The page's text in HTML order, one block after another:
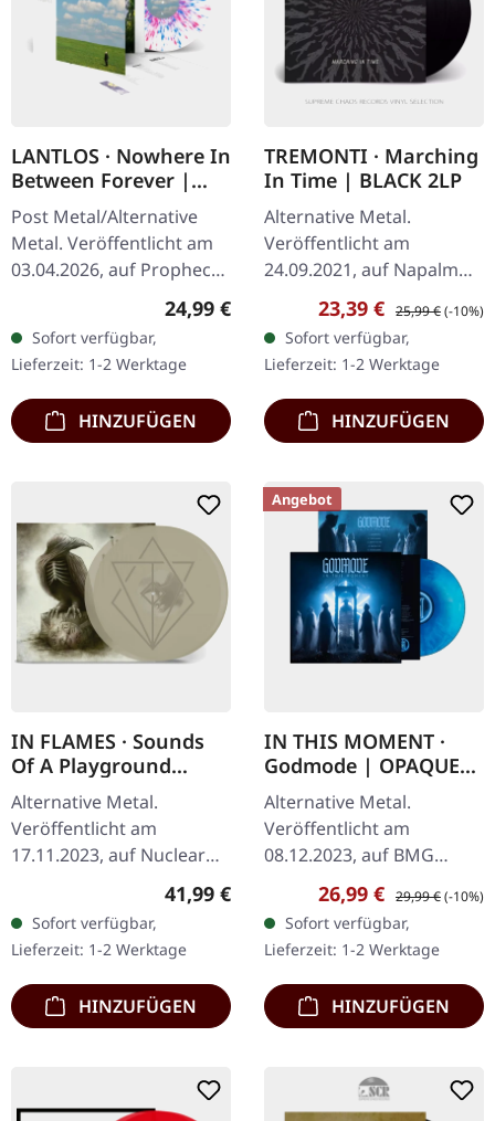
LANTLOS · Nowhere In
Between Forever |
WHITE/BLUE/PINK LP
Post Metal/Alternative
Metal. Veröffentlicht am
03.04.2026, auf Prophecy
Productions. Weißes Vinyl
mit blauen und pinken
Splatters im Gatefold-
Cover…
Regulärer Preis:
24,99 €
Sofort verfügbar,
Lieferzeit: 1-2 Werktage
HINZUFÜGEN
TREMONTI · Marching
In Time | BLACK 2LP
Alternative Metal.
Veröffentlicht am
24.09.2021, auf Napalm
Records. Schwarzes
Doppel-Vinyl im Gatefold-
Cover. Tracklist LP 1 A1. A
World Away A2.…
Verkaufspreis:
23,39 € Regulärer Preis:
25,99 €(-10%)
Sofort verfügbar,
Lieferzeit: 1-2 Werktage
HINZUFÜGEN
IN FLAMES · Sounds
Of A Playground
Fading | NATURAL 2LP
Alternative Metal.
Veröffentlicht am
17.11.2023, auf Nuclear
Blast Records. Natural
Doppel-Vinyl im Gatefold-
Cover. Die schwedischen
Metal-Legenden…
Regulärer Preis:
41,99 €
Sofort verfügbar,
Lieferzeit: 1-2 Werktage
HINZUFÜGEN
Angebot
IN THIS MOMENT ·
Godmode | OPAQUE
GALAXY BLUE LP
Alternative Metal.
Veröffentlicht am
08.12.2023, auf BMG
Rights Management.
Opaque galaxy blue Vinyl.
In This Moment kehren
mit „Godmode" zurück
und…
Verkaufspreis:
26,99 € Regulärer Preis:
29,99 €(-10%)
Sofort verfügbar,
Lieferzeit: 1-2 Werktage
HINZUFÜGEN